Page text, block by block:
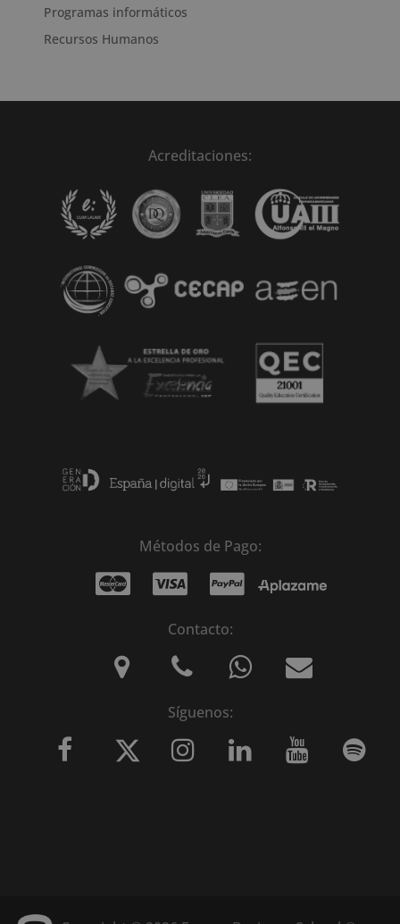
Programas informáticos
Recursos Humanos
Acreditaciones:
Métodos de Pago:
Contacto:
Síguenos: